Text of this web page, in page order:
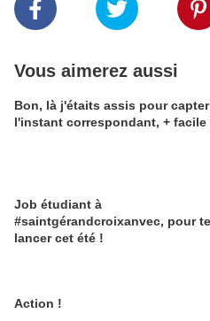
Vous aimerez aussi
Bon, là j'étaits assis pour capter
l'instant correspondant, + facile
Job étudiant à
#saintgérandcroixanvec, pour te
lancer cet été !
Action !